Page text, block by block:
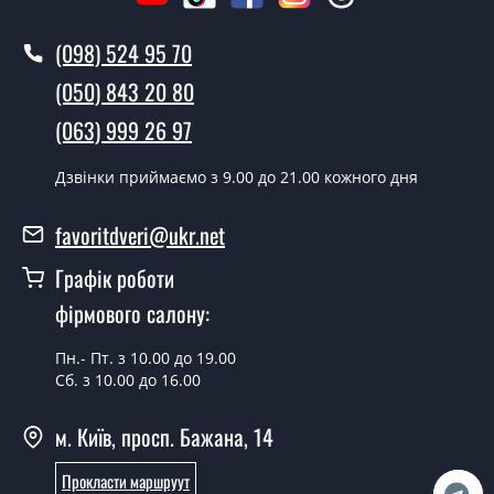
У той самий день протягом кількох годин, за умови
наявності їх на складі, чи наступного дня.
Чи можна на сьогодні викликати
У вас є в наявності готові металеві
Так, ми маємо великий асортимент готових металевих
Яка вартість найдешевших металевих
Від 5200 грн.
(098) 524 95 70
(050) 843 20 80
(063) 999 26 97
Дзвінки приймаємо з 9.00 до 21.00 кожного дня
favoritdveri@ukr.net
Графік роботи
фірмового салону:
Пн.- Пт. з 10.00 до 19.00
Сб. з 10.00 до 16.00
м. Київ, просп. Бажана, 14
Прокласти маршруут